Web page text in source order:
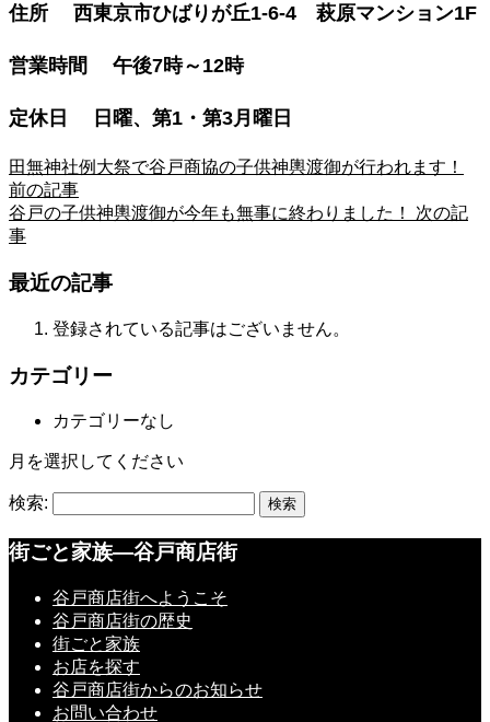
住所 西東京市ひばりが丘1-6-4 萩原マンション1F
営業時間 午後7時～12時
定休日 日曜、第1・第3月曜日
田無神社例大祭で谷戸商協の子供神輿渡御が行われます！
前の記事
谷戸の子供神輿渡御が今年も無事に終わりました！
次の記
事
最近の記事
登録されている記事はございません。
カテゴリー
カテゴリーなし
月を選択してください
検索:
街ごと家族―谷戸商店街
谷戸商店街へようこそ
谷戸商店街の歴史
街ごと家族
お店を探す
谷戸商店街からのお知らせ
お問い合わせ